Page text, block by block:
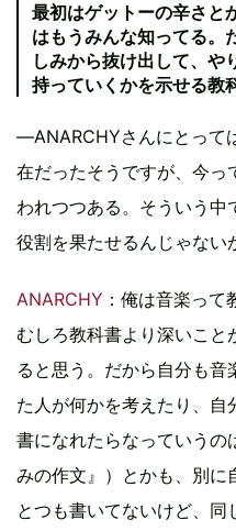
最初はゲットーの辛さと
はもうみんな知ってる。
しみから抜け出して、や
持っていくかを示せる教
―ANARCHYさんにとって
在だったそうですが、今っ
われつつある。そういう中
役割を果たせるんじゃない
ANARCHY ：俺は音楽って
むしろ教科書より深いこと
ると思う。だから自分も
た人が何かを考えたり、
書になれたらなっていうの
みの作文』）とかも、別に
とつも書いてないけど、